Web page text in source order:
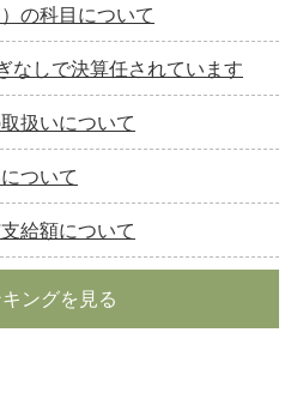
の科目について
なしで決算任されています
扱いについて
ついて
給額について
ングを見る